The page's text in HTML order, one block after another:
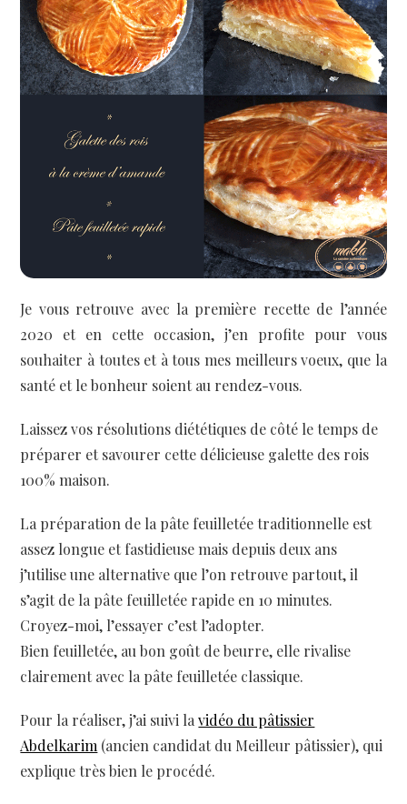
Je vous retrouve avec la première recette de l’année
2020 et en cette occasion, j’en profite pour vous
souhaiter à toutes et à tous mes meilleurs voeux, que la
santé et le bonheur soient au rendez-vous.
Laissez vos résolutions diététiques de côté le temps de
préparer et savourer cette délicieuse galette des rois
100% maison.
La préparation de la pâte feuilletée traditionnelle est
assez longue et fastidieuse mais depuis deux ans
j’utilise une alternative que l’on retrouve partout, il
s’agit de la pâte feuilletée rapide en 10 minutes.
Croyez-moi, l’essayer c’est l’adopter.
Bien feuilletée, au bon goût de beurre, elle rivalise
clairement avec la pâte feuilletée classique.
Pour la réaliser, j’ai suivi lavidéo du pâtissier
Abdelkarim (ancien candidat du Meilleur pâtissier), qui
explique très bien le procédé.